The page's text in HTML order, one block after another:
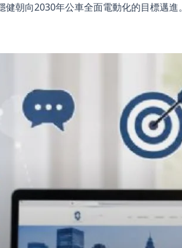
朝向2030年公車全面電動化的目標邁進。